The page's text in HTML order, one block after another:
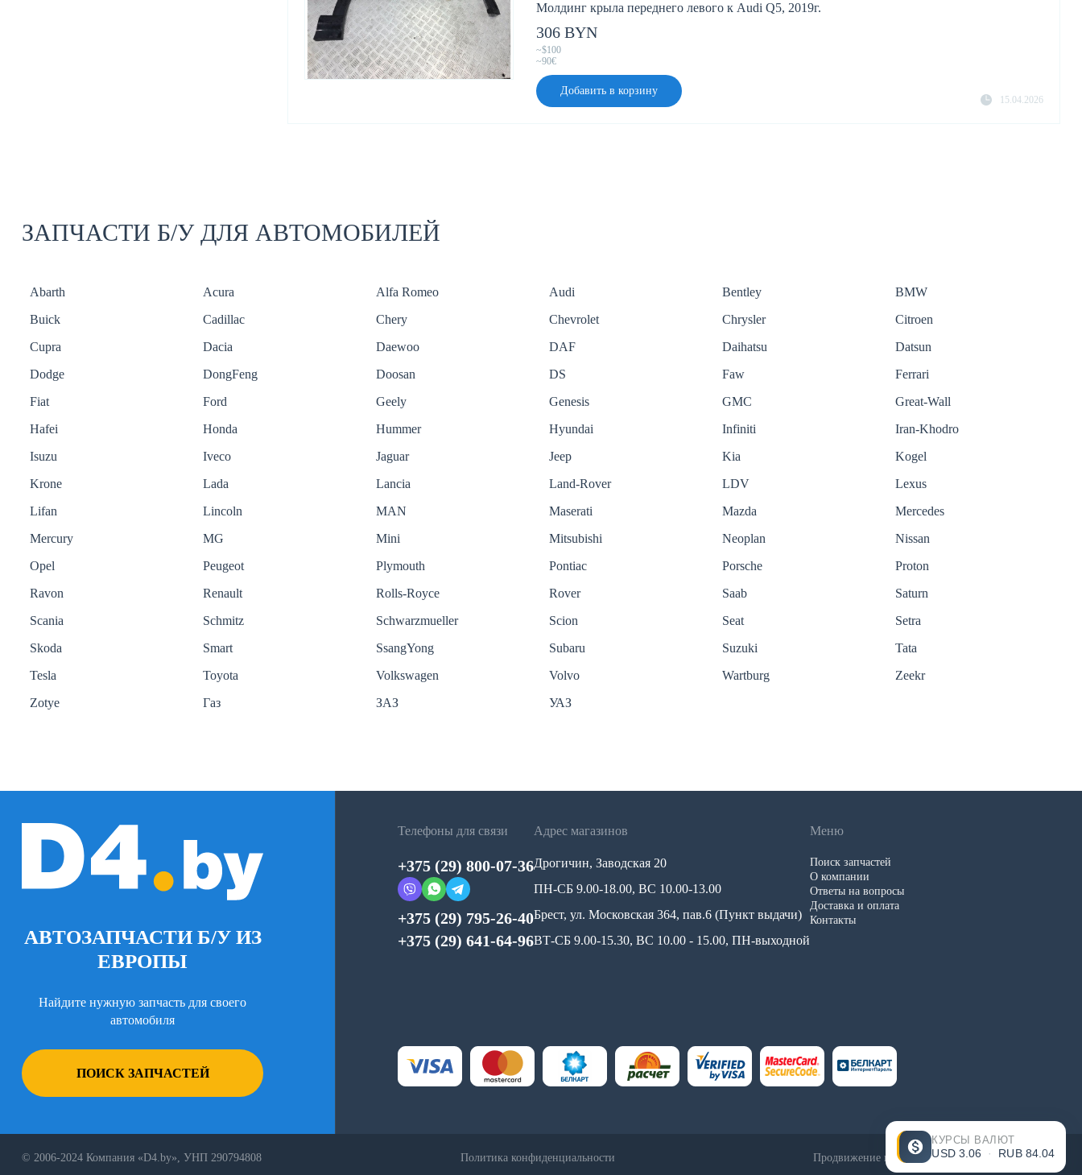
Молдинг крыла переднего левого к Audi Q5, 2019г.
15.04.2026
306 BYN
~$100
~90€
Добавить в корзину
КУРСЫ ВАЛЮТ
USD 3.06 · RUB84.04
ЗАПЧАСТИ Б/У ДЛЯ АВТОМОБИЛЕЙ
Abarth Acura Alfa Romeo Audi Bentley
BMW
Buick
Cadillac Chery Chevrolet Chrysler
Citroen
Cupra
Dacia Daewoo DAF Daihatsu
Datsun
Dodge
DongFeng Doosan DS Faw
Ferrari
Fiat
Ford Geely Genesis GMC
Great-Wall
Hafei
Honda Hummer Hyundai Infiniti
Iran-Khodro
Isuzu
Iveco Jaguar Jeep Kia
Kogel
Krone
Lada Lancia Land-Rover LDV
Lexus
Lifan
Lincoln MAN Maserati Mazda
Mercedes
Mercury
MG Mini Mitsubishi Neoplan
Nissan
Opel
Peugeot Plymouth Pontiac Porsche
Proton
Ravon
Renault Rolls-Royce Rover Saab
Saturn
Scania
Schmitz Schwarzmueller Scion Seat
Setra
Skoda
Smart SsangYong Subaru Suzuki
Tata
Tesla
Toyota Volkswagen Volvo Wartburg
Zeekr
Zotye
Газ ЗАЗ УАЗ
АВТОЗАПЧАСТИ Б/У ИЗ
ЕВРОПЫ
Найдите нужную запчасть для своего
автомобиля
ПОИСК ЗАПЧАСТЕЙ
Телефоны для связи
+375 (29) 800-07-36
+375 (29) 795-26-40
+375 (29) 641-64-96
Адрес магазинов
Дрогичин, Заводская 20
ПН-СБ 9.00-18.00, ВС 10.00-13.00
Брест, ул. Московская 364, пав.6 (Пункт выдачи)
ВТ-СБ 9.00-15.30, ВС 10.00 - 15.00, ПН-выходной
Меню
Поиск запчастей
О компании
Ответы на вопросы
Доставка и оплата
Контакты
© 2006-2024 Компания «D4.by», УНП 290794808 Политика конфиденциальности Продвижение и создание сайтов - InternetSozdateli